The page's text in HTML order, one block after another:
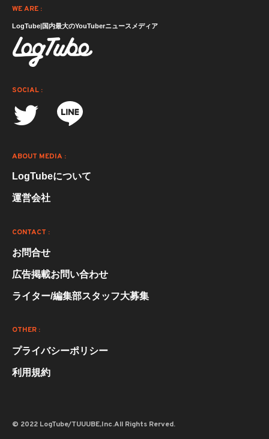
WE ARE :
LogTube|国内最大のYouTuberニュースメディア
SOCIAL :
ABOUT MEDIA :
LogTubeについて
運営会社
CONTACT :
お問合せ
広告掲載お問い合わせ
ライター/編集部スタッフ大募集
OTHER :
プライバシーポリシー
利用規約
© 2022 LogTube/TUUUBE,Inc.All Rights Rerved.